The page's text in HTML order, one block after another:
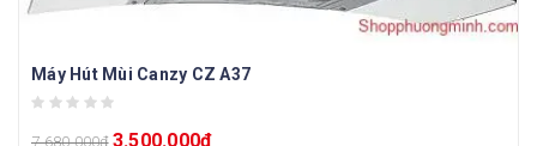
Máy Hút Mùi Canzy CZ A37
7.680.000₫ 3.500.000₫